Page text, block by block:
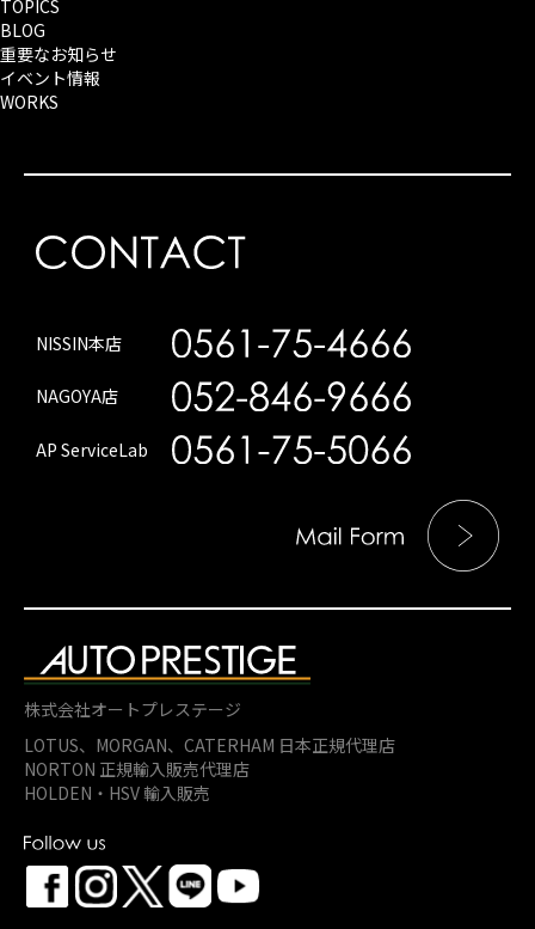
TOPICS
BLOG
重要なお知らせ
イベント情報
WORKS
NISSIN本店
NAGOYA店
AP ServiceLab
株式会社オートプレステージ
LOTUS、MORGAN、 CATERHAM 日本正規代理店
NORTON 正規輸入販売代理店
HOLDEN・HSV 輸入販売